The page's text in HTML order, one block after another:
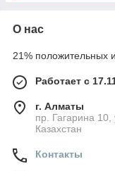
О нас
21% положительных
Работает с
г. Алматы
пр. Гагарина 10,
Казахстан
Контакты